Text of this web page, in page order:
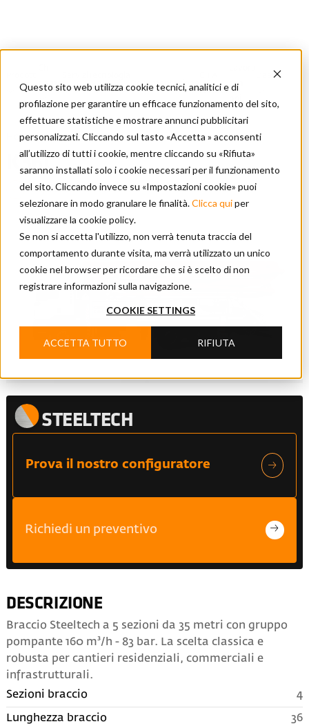
Questo sito web utilizza cookie tecnici, analitici e di
profilazione per garantire un efficace funzionamento del sito,
effettuare statistiche e mostrare annunci pubblicitari
personalizzati. Cliccando sul tasto «Accetta » acconsenti
all’utilizzo di tutti i cookie, mentre cliccando su «Rifiuta»
saranno installati solo i cookie necessari per il funzionamento
del sito. Cliccando invece su «Impostazioni cookie» puoi
selezionare in modo granulare le finalità.Clicca quiper
visualizzare la cookie policy.
Se non si accetta l'utilizzo, non verrà tenuta traccia del
comportamento durante visita, ma verrà utilizzato un unico
cookie nel browser per ricordare che si è scelto di non
registrare informazioni sulla navigazione.
COOKIE SETTINGS
ACCETTA TUTTO RIFIUTA
siamo
CIFA
Documentazione
Locator
con
noi
Dealer
Home/ Prodotti/ K36L
K36L
Pompe autocarrate
STEELTECH
Prova il nostro configuratore
Richiedi un preventivo
DESCRIZIONE
Braccio Steeltech a 5 sezioni da 35 metri con gruppo
pompante 160 m³/h - 83 bar. La scelta classica e
robusta per cantieri residenziali, commerciali e
infrastrutturali.
Sezioni braccio
4
Lunghezza braccio
36